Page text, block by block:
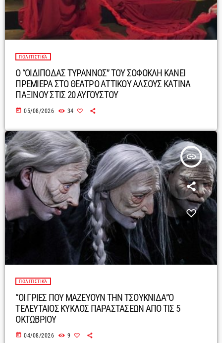
ΠΟΛΙΤΙΣΤΙΚΆ
Ο “ΟΙΔΙΠΟΔΑΣ ΤΥΡΑΝΝΟΣ” ΤΟΥ ΣΟΦΟΚΛΗ ΚΑΝΕΙ
ΠΡΕΜΙΕΡΑ ΣΤΟ ΘΕΑΤΡΟ ΑΤΤΙΚΟΥ ΑΛΣΟΥΣ ΚΑΤΙΝΑ
ΠΑΞΙΝΟΥ ΣΤΙΣ 20 ΑΥΓΟΥΣΤΟΥ
today 05/08/2026 34
insert_link
ΠΟΛΙΤΙΣΤΙΚΆ
“ΟΙ ΓΡΙΕΣ ΠΟΥ ΜΑΖΕΥΟΥΝ ΤΗΝ ΤΣΟΥΚΝΙΔΑ”Ο
ΤΕΛΕΥΤΑΙΟΣ ΚΥΚΛΟΣ ΠΑΡΑΣΤΑΣΕΩΝ ΑΠΟ ΤΙΣ 5
ΟΚΤΩΒΡΙΟΥ
today 04/08/2026 9